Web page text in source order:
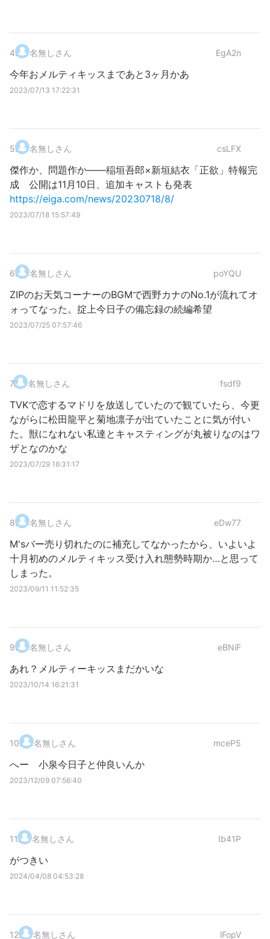
4. 名無しさん EgA2n
今年おメルティキッスまであと3ヶ月かあ
2023/07/13 17:22:31
5. 名無しさん csLFX
傑作か、問題作か――稲垣吾郎×新垣結衣「正欲」特報完
成 公開は11月10日、追加キャストも発表
https://eiga.com/news/20230718/8/
2023/07/18 15:57:49
6. 名無しさん poYQU
ZIPのお天気コーナーのBGMで西野カナのNo.1が流れてオ
ォってなった。掟上今日子の備忘録の続編希望
2023/07/25 07:57:46
7. 名無しさん fsdf9
TVKで恋するマドリを放送していたので観ていたら、今更
ながらに松田龍平と菊地凛子が出ていたことに気が付い
た。獣になれない私達とキャスティングが丸被りなのはワ
ザとなのかな
2023/07/29 16:31:17
8. 名無しさん eDw77
M'sバー売り切れたのに補充してなかったから、いよいよ
十月初めのメルティキッス受け入れ態勢時期か…と思って
しまった。
2023/09/11 11:52:35
9. 名無しさん eBNiF
あれ？メルティーキッスまだかいな
2023/10/14 16:21:31
10. 名無しさん mceP5
へー 小泉今日子と仲良いんか
2023/12/09 07:56:40
11. 名無しさん Ib41P
がつきい
2024/04/08 04:53:28
12. 名無しさん lFopV